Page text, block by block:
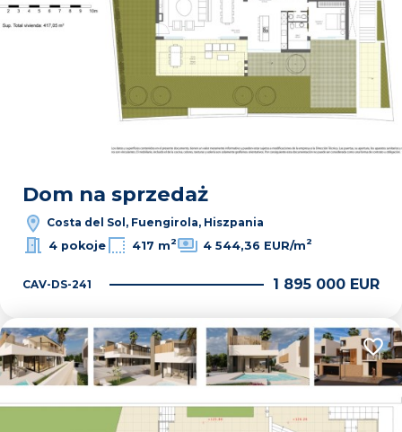
Dom na sprzedaż
Costa del Sol, Fuengirola, Hiszpania
4 pokoje
417 m2 4 544,36 EUR/m2
CAV-DS-241 1 895 000 EUR